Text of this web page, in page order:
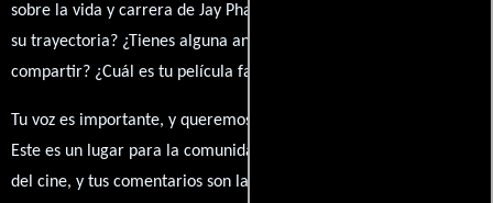
sobre la vida y carrera de Jay Pharoah. ¿Qué te ha inspirado de
su trayectoria? ¿Tienes alguna anécdota personal que desees
compartir? ¿Cuál es tu película favorita en la que ha participado?
Tu voz es importante, y queremos escuchar tus pensamientos.
Este es un lugar para la comunidad de admiradores y amantes
del cine, y tus comentarios son la esencia de esta conversación.